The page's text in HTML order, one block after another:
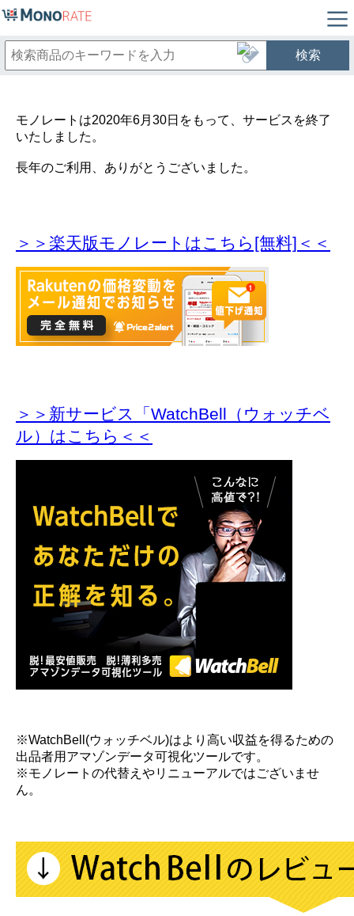
検索
モノレートは2020年6月30日をもって、サービスを終了
いたしました。
長年のご利用、ありがとうございました。
＞＞楽天版モノレートはこちら[無料]＜＜
＞＞新サービス「WatchBell（ウォッチベ
ル）はこちら＜＜
※WatchBell(ウォッチベル)はより高い収益を得るための
出品者用アマゾンデータ可視化ツールです。
※モノレートの代替えやリニューアルではございませ
ん。